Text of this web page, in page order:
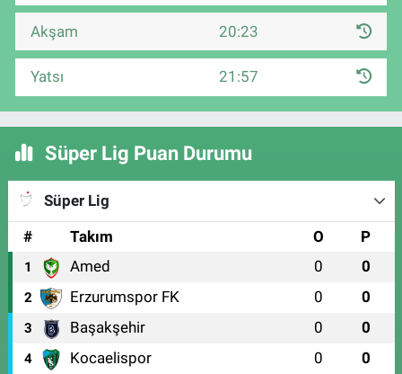
Akşam 20:23
Yatsı 21:57
Süper Lig Puan Durumu
Süper Lig
#
Takım O P
1 Amed 0 0
2 Erzurumspor FK 0 0
3 Başakşehir 0 0
4 Kocaelispor 0 0